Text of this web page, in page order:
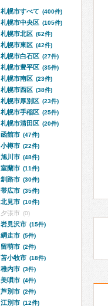
札幌市すべて (400件)
札幌市中央区 (105件)
札幌市北区 (62件)
札幌市東区 (42件)
札幌市白石区 (27件)
札幌市豊平区 (35件)
札幌市南区 (23件)
札幌市西区 (38件)
札幌市厚別区 (23件)
札幌市手稲区 (25件)
札幌市清田区 (20件)
函館市 (47件)
小樽市 (22件)
旭川市 (48件)
室蘭市 (11件)
釧路市 (30件)
帯広市 (35件)
北見市 (10件)
夕張市 (0)
岩見沢市 (15件)
網走市 (5件)
留萌市 (2件)
苫小牧市 (18件)
稚内市 (3件)
美唄市 (4件)
芦別市 (2件)
江別市 (12件)